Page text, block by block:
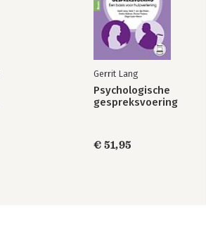
Gerrit Lang
Psychologische
gespreksvoering
€ 51,95